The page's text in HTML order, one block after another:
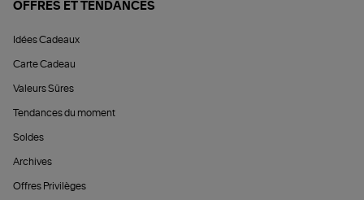
OFFRES ET TENDANCES
Idées Cadeaux
Carte Cadeau
Valeurs Sûres
Tendances du moment
Soldes
Archives
Offres Privilèges